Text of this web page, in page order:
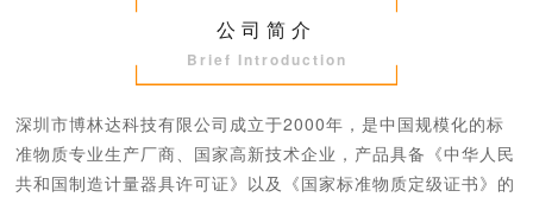
公司简介
Brief Introduction
深圳市博林达科技有限公司成立于2000年，是中国规模化的标
准物质专业生产厂商、国家高新技术企业，产品具备《中华人民
共和国制造计量器具许可证》以及《国家标准物质定级证书》的